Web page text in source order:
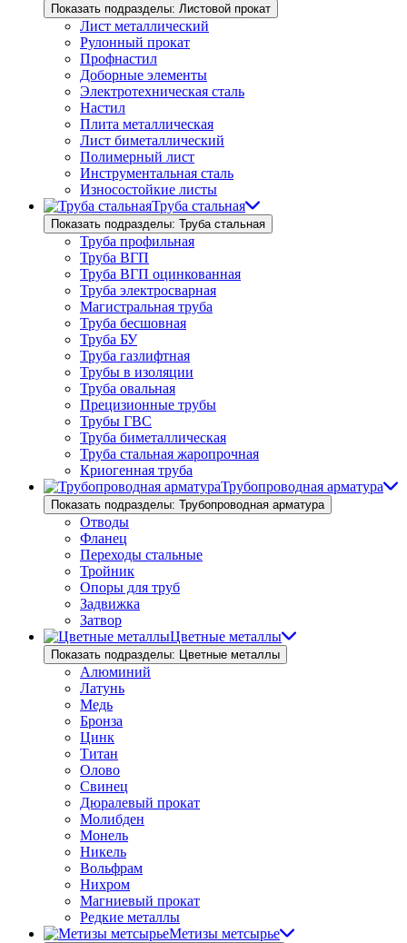
Показать подразделы: Листовой прокат
Лист металлический
Рулонный прокат
Профнастил
Доборные элементы
Электротехническая сталь
Настил
Плита металлическая
Лист биметаллический
Полимерный лист
Инструментальная сталь
Износостойкие листы
Труба стальная
Показать подразделы: Труба стальная
Труба профильная
Труба ВГП
Труба ВГП оцинкованная
Труба электросварная
Магистральная труба
Труба бесшовная
Труба БУ
Труба газлифтная
Трубы в изоляции
Труба овальная
Прецизионные трубы
Трубы ГВС
Труба биметаллическая
Труба стальная жаропрочная
Криогенная труба
Трубопроводная арматура
Показать подразделы: Трубопроводная арматура
Отводы
Фланец
Переходы стальные
Тройник
Опоры для труб
Задвижка
Затвор
Цветные металлы
Показать подразделы: Цветные металлы
Алюминий
Латунь
Медь
Бронза
Цинк
Титан
Олово
Свинец
Дюралевый прокат
Молибден
Монель
Никель
Вольфрам
Нихром
Магниевый прокат
Редкие металлы
Метизы метсырье